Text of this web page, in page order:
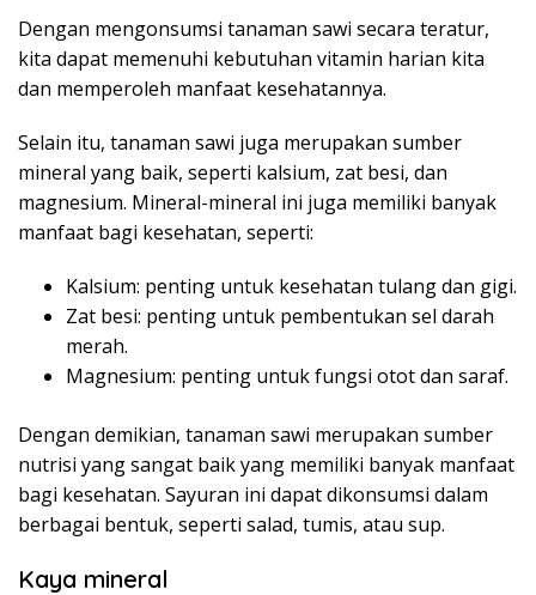
Dengan mengonsumsi tanaman sawi secara teratur,
kita dapat memenuhi kebutuhan vitamin harian kita
dan memperoleh manfaat kesehatannya.
Selain itu, tanaman sawi juga merupakan sumber
mineral yang baik, seperti kalsium, zat besi, dan
magnesium. Mineral-mineral ini juga memiliki banyak
manfaat bagi kesehatan, seperti:
Kalsium: penting untuk kesehatan tulang dan gigi.
Zat besi: penting untuk pembentukan sel darah
merah.
Magnesium: penting untuk fungsi otot dan saraf.
Dengan demikian, tanaman sawi merupakan sumber
nutrisi yang sangat baik yang memiliki banyak manfaat
bagi kesehatan. Sayuran ini dapat dikonsumsi dalam
berbagai bentuk, seperti salad, tumis, atau sup.
Kaya mineral